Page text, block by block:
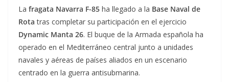
La fragata Navarra F-85 ha llegado a la Base Naval de
Rota tras completar su participación en el ejercicio
Dynamic Manta 26. El buque de la Armada española ha
operado en el Mediterráneo central junto a unidades
navales y aéreas de países aliados en un escenario
centrado en la guerra antisubmarina.